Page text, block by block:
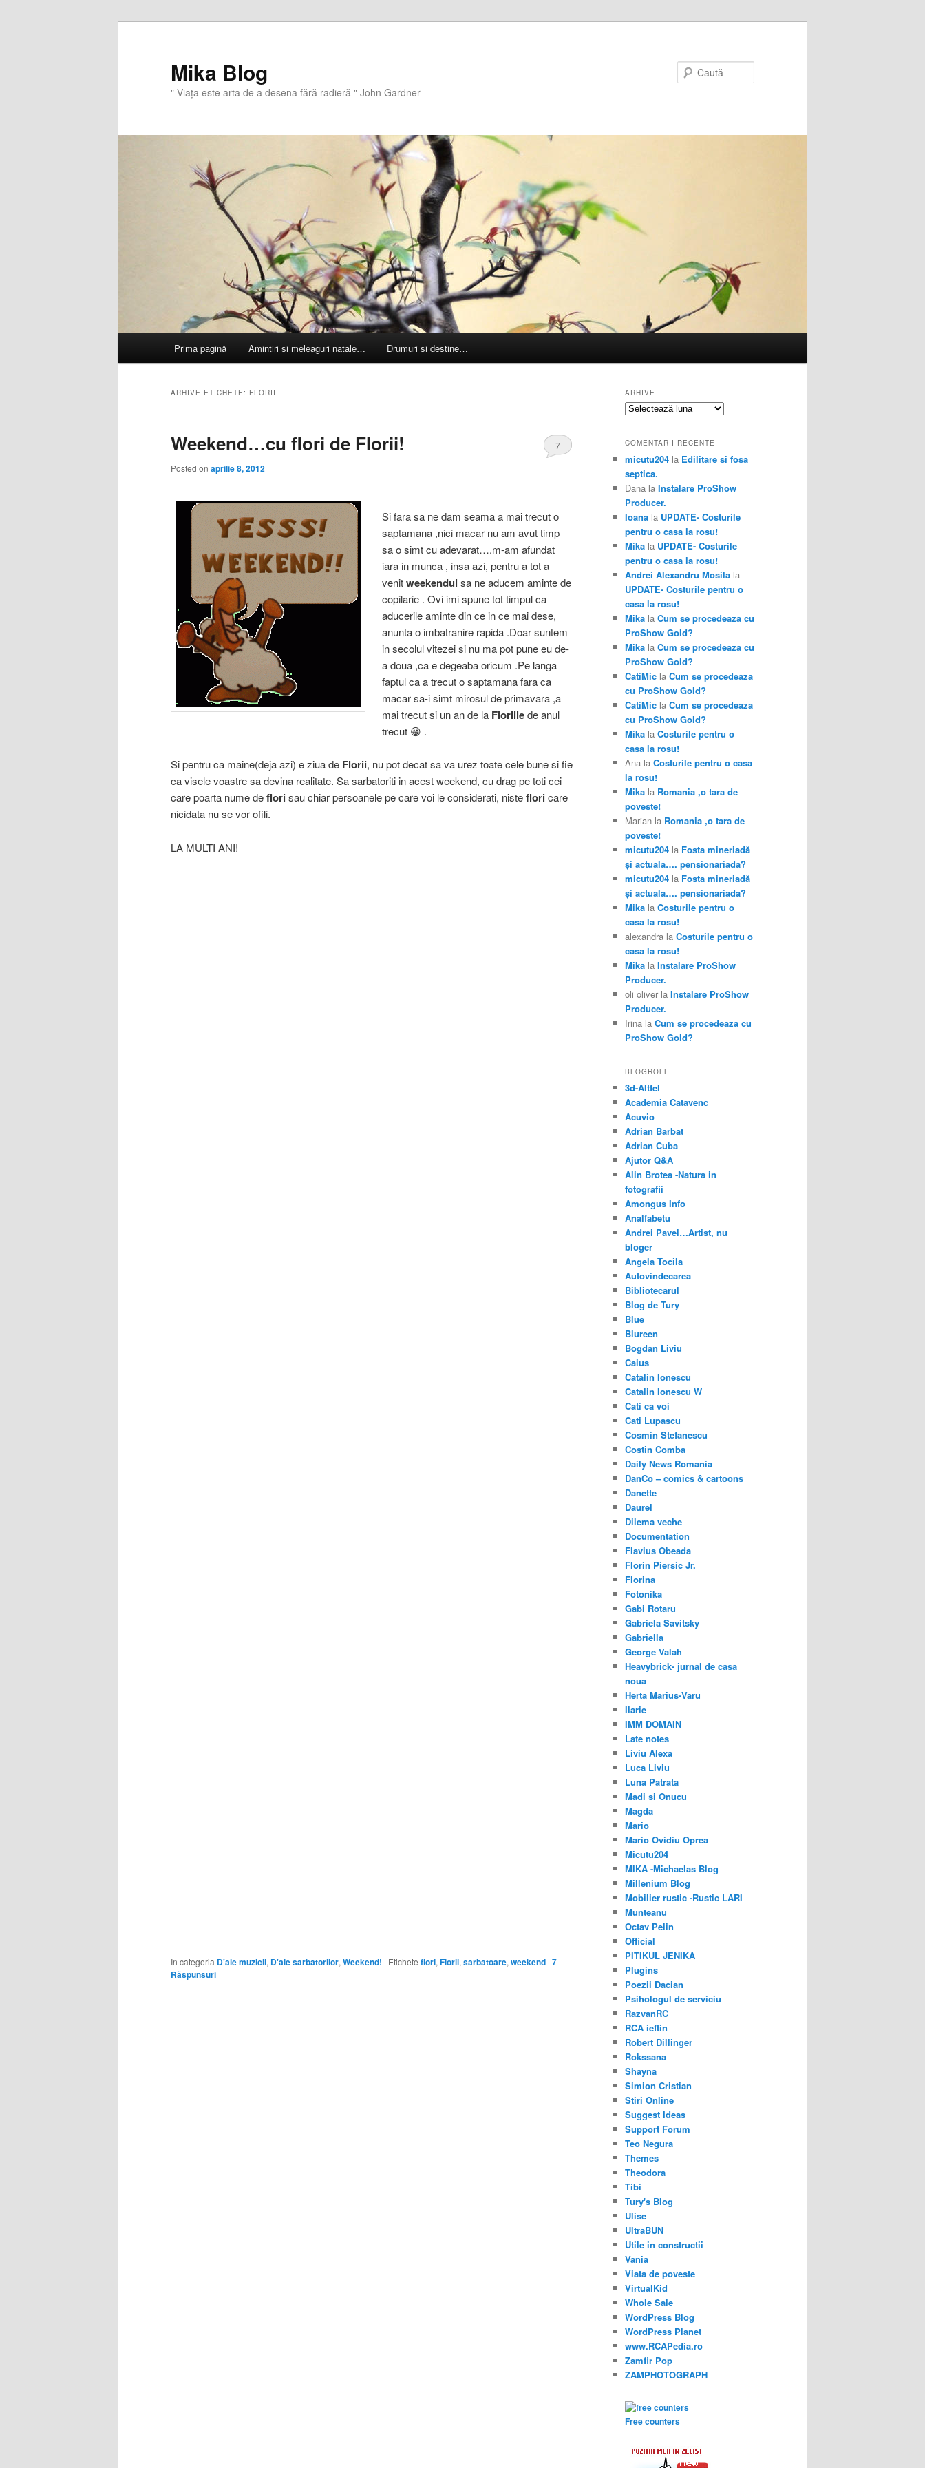
Mika Blog
" Viaţa este arta de a desena fără radieră " John Gardner
Prima pagină Amintiri si meleaguri natale… Drumuri si destine…
ARHIVE ETICHETE: FLORII
Weekend…cu flori de Florii!
Posted on aprilie 8, 2012
7
Si fara sa ne dam seama a mai trecut o
saptamana ,nici macar nu am avut timp
sa o simt cu adevarat….m-am afundat
iara in munca , insa azi, pentru a tot a
venitweekendul sa ne aducem aminte de
copilarie . Ovi imi spune tot timpul ca
aducerile aminte din ce in ce mai dese,
anunta o imbatranire rapida .Doar suntem
in secolul vitezei si nu ma pot pune eu de-
a doua ,ca e degeaba oricum .Pe langa
faptul ca a trecut o saptamana fara ca
macar sa-i simt mirosul de primavara ,a
mai trecut si un an de la Floriilede anul
trecut 😀 .
Si pentru ca maine(deja azi) e ziua de Florii, nu pot decat sa va urez toate cele bune si fie
ca visele voastre sa devina realitate. Sa sarbatoriti in acest weekend, cu drag pe toti cei
care poarta nume deflorisau chiar persoanele pe care voi le considerati, nistefloricare
nicidata nu se vor ofili.
LA MULTI ANI!
În categoria D'ale muzicii, D'ale sarbatorilor, Weekend! | Etichete flori, Florii, sarbatoare, weekend | 7
Răspunsuri
ARHIVE
Arhive
COMENTARII RECENTE
micutu204 la Edilitare si fosa
septica.
Dana la Instalare ProShow
Producer.
Ioana la UPDATE- Costurile
pentru o casa la rosu!
Mika la UPDATE- Costurile
pentru o casa la rosu!
Andrei Alexandru Mosila la
UPDATE- Costurile pentru o
casa la rosu!
Mika la Cum se procedeaza cu
ProShow Gold?
Mika la Cum se procedeaza cu
ProShow Gold?
CatiMic la Cum se procedeaza
cu ProShow Gold?
CatiMic la Cum se procedeaza
cu ProShow Gold?
Mika la Costurile pentru o
casa la rosu!
Ana la Costurile pentru o casa
la rosu!
Mika la Romania ,o tara de
poveste!
Marian la Romania ,o tara de
poveste!
micutu204 la Fosta mineriadă
şi actuala…. pensionariada?
micutu204 la Fosta mineriadă
şi actuala…. pensionariada?
Mika la Costurile pentru o
casa la rosu!
alexandra la Costurile pentru o
casa la rosu!
Mika la Instalare ProShow
Producer.
oli oliver la Instalare ProShow
Producer.
Irina la Cum se procedeaza cu
ProShow Gold?
BLOGROLL
3d-Altfel
Academia Catavenc
Acuvio
Adrian Barbat
Adrian Cuba
Ajutor Q&A
Alin Brotea -Natura in
fotografii
Amongus Info
Analfabetu
Andrei Pavel…Artist, nu
bloger
Angela Tocila
Autovindecarea
Bibliotecarul
Blog de Tury
Blue
Blureen
Bogdan Liviu
Caius
Catalin Ionescu
Catalin Ionescu W
Cati ca voi
Cati Lupascu
Cosmin Stefanescu
Costin Comba
Daily News Romania
DanCo – comics & cartoons
Danette
Daurel
Dilema veche
Documentation
Flavius Obeada
Florin Piersic Jr.
Florina
Fotonika
Gabi Rotaru
Gabriela Savitsky
Gabriella
George Valah
Heavybrick- jurnal de casa
noua
Herta Marius-Varu
Ilarie
IMM DOMAIN
Late notes
Liviu Alexa
Luca Liviu
Luna Patrata
Madi si Onucu
Magda
Mario
Mario Ovidiu Oprea
Micutu204
MIKA -Michaelas Blog
Millenium Blog
Mobilier rustic -Rustic LARI
Munteanu
Octav Pelin
Official
PITIKUL JENIKA
Plugins
Poezii Dacian
Psihologul de serviciu
RazvanRC
RCA ieftin
Robert Dillinger
Rokssana
Shayna
Simion Cristian
Stiri Online
Suggest Ideas
Support Forum
Teo Negura
Themes
Theodora
Tibi
Tury's Blog
Ulise
UltraBUN
Utile in constructii
Vania
Viata de poveste
VirtualKid
Whole Sale
WordPress Blog
WordPress Planet
www.RCAPedia.ro
Zamfir Pop
ZAMPHOTOGRAPH
Free counters